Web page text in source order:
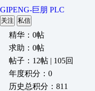
GIPENG-巨朋 PLC
关注 私信
精华：0帖
求助：0帖
帖子：12帖 | 105回
年度积分：0
历史总积分：811